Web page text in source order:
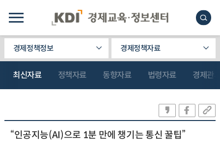
경제정책정보 경제정책자료
최신자료 정책자료 동향자료 법령자료 경제관
“인공지능(AI)으로 1분 만에 챙기는 통신 꿀팁”